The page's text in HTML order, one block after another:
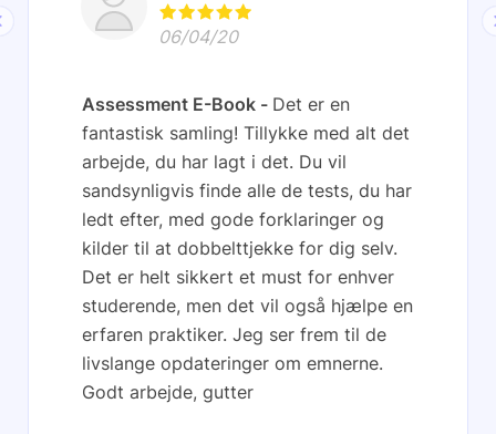
06/04/20
Assessment E-Book
Det er en
fantastisk samling! Tillykke med alt det
arbejde, du har lagt i det. Du vil
sandsynligvis finde alle de tests, du har
ledt efter, med gode forklaringer og
kilder til at dobbelttjekke for dig selv.
Det er helt sikkert et must for enhver
studerende, men det vil også hjælpe en
erfaren praktiker. Jeg ser frem til de
livslange opdateringer om emnerne.
Godt arbejde, gutter